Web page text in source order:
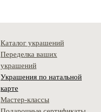
Каталог украшений
Переделка ваших
украшений
Украшения по натальной
карте
Мастер-классы